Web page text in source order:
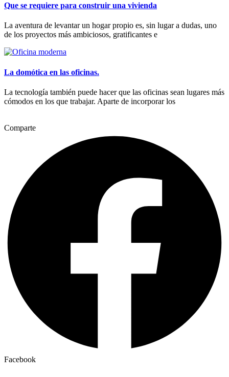
Que se requiere para construir una vivienda
La aventura de levantar un hogar propio es, sin lugar a dudas, uno
de los proyectos más ambiciosos, gratificantes e
La domótica en las oficinas.
La tecnología también puede hacer que las oficinas sean lugares más
cómodos en los que trabajar. Aparte de incorporar los
Comparte
Facebook